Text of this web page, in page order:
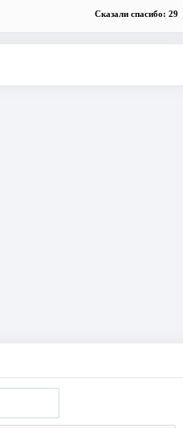
Сказали спасибо: 29